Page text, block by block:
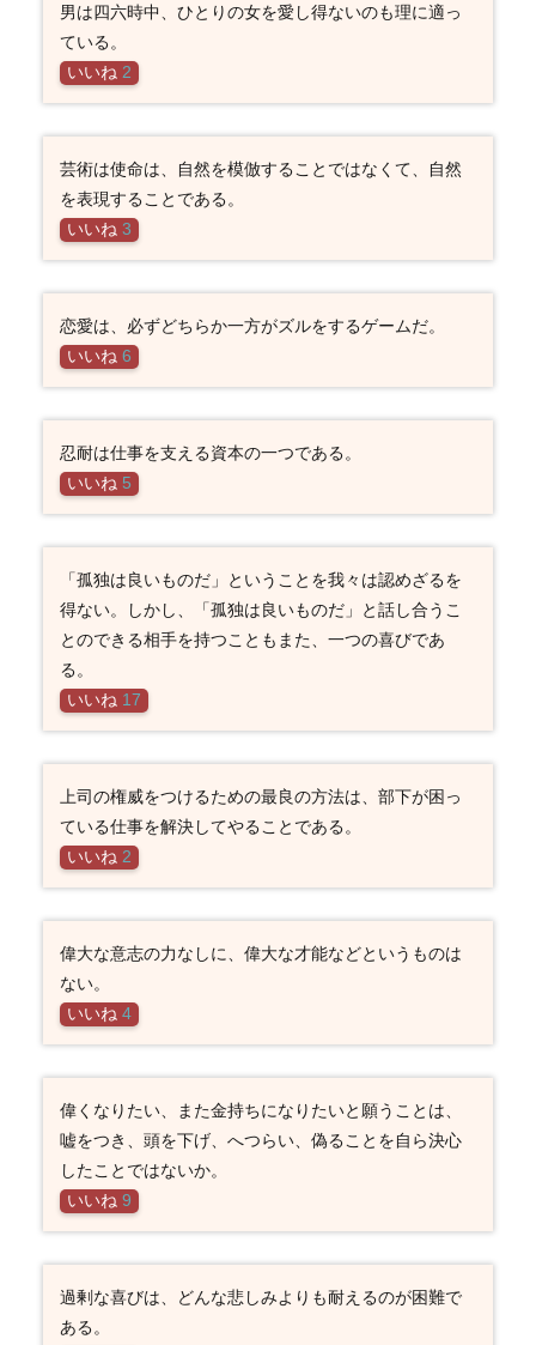
男は四六時中、ひとりの女を愛し得ないのも理に適っ
ている。
いいね 2
芸術は使命は、自然を模倣することではなくて、自然
を表現することである。
いいね 3
恋愛は、必ずどちらか一方がズルをするゲームだ。
いいね 6
忍耐は仕事を支える資本の一つである。
いいね 5
「孤独は良いものだ」ということを我々は認めざるを
得ない。しかし、「孤独は良いものだ」と話し合うこ
とのできる相手を持つこともまた、一つの喜びであ
る。
いいね 17
上司の権威をつけるための最良の方法は、部下が困っ
ている仕事を解決してやることである。
いいね 2
偉大な意志の力なしに、偉大な才能などというものは
ない。
いいね 4
偉くなりたい、また金持ちになりたいと願うことは、
嘘をつき、頭を下げ、へつらい、偽ることを自ら決心
したことではないか。
いいね 9
過剰な喜びは、どんな悲しみよりも耐えるのが困難で
ある。